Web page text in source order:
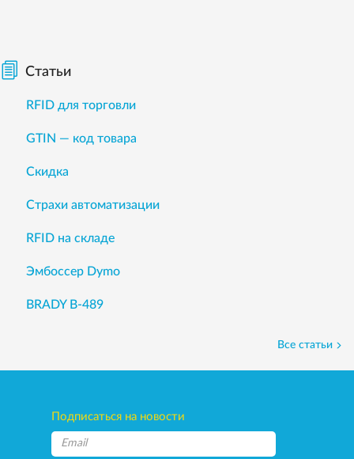
Статьи
RFID для торговли
GTIN — код товара
Скидка
Страхи автоматизации
RFID на складе
Эмбоссер Dymo
BRADY B-489
Все статьи
Подписаться на новости